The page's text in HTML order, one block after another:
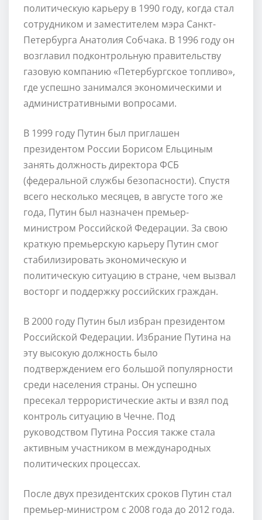
политическую карьеру в 1990 году, когда стал
сотрудником и заместителем мэра Санкт-
Петербурга Анатолия Собчака. В 1996 году он
возглавил подконтрольную правительству
газовую компанию «Петербургское топливо»,
где успешно занимался экономическими и
административными вопросами.
В 1999 году Путин был приглашен
президентом России Борисом Ельциным
занять должность директора ФСБ
(федеральной службы безопасности). Спустя
всего несколько месяцев, в августе того же
года, Путин был назначен премьер-
министром Российской Федерации. За свою
краткую премьерскую карьеру Путин смог
стабилизировать экономическую и
политическую ситуацию в стране, чем вызвал
восторг и поддержку российских граждан.
В 2000 году Путин был избран президентом
Российской Федерации. Избрание Путина на
эту высокую должность было
подтверждением его большой популярности
среди населения страны. Он успешно
пресекал террористические акты и взял под
контроль ситуацию в Чечне. Под
руководством Путина Россия также стала
активным участником в международных
политических процессах.
После двух президентских сроков Путин стал
премьер-министром с 2008 года до 2012 года.